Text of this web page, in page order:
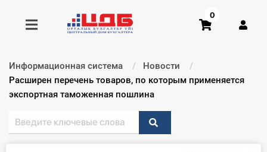
Получить консультацию
Главная ИС
0
Информационная система
Новости
Текущий:
Расширен перечень товаров, по которым применяется
экспортная таможенная пошлина